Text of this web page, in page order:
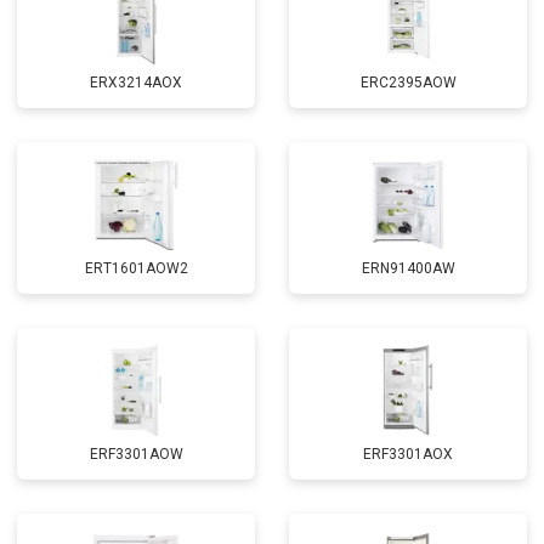
ERX3214AOX ERC2395AOW
ERT1601AOW2 ERN91400AW
ERF3301AOW ERF3301AOX